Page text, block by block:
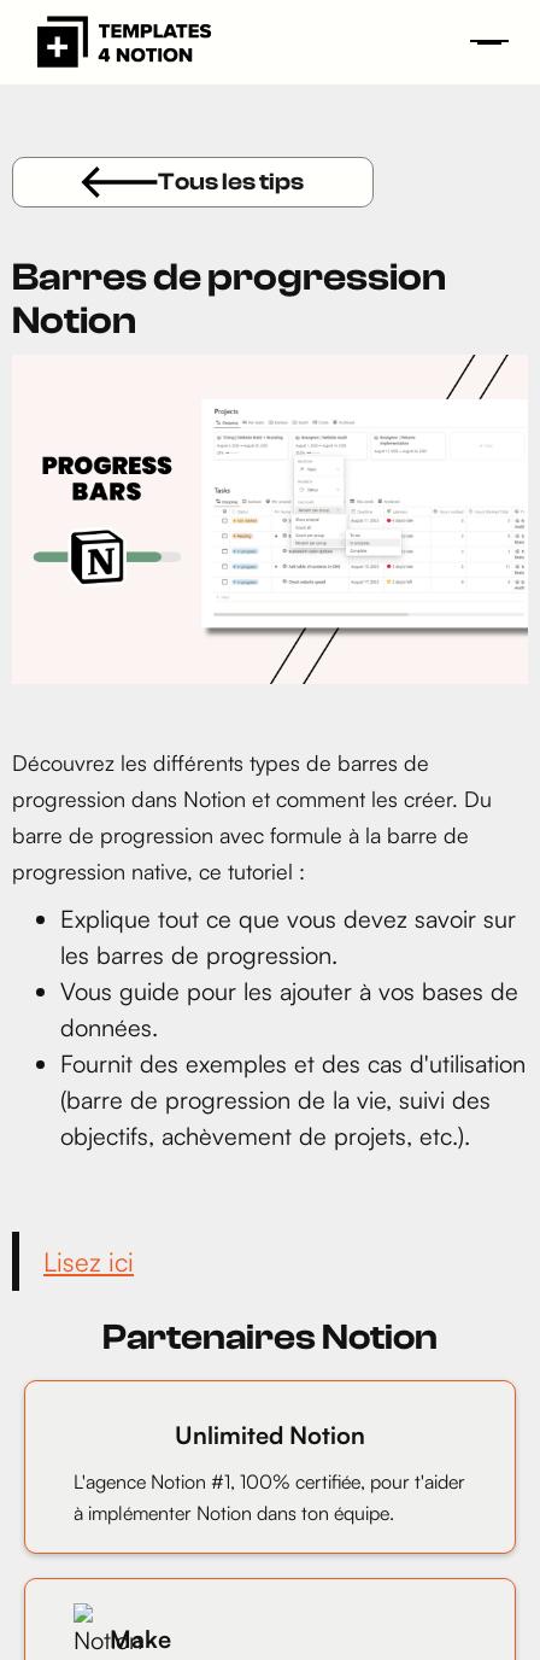
Tous les tips
Barres de progression
Notion
Découvrez les différents types de barres de
progression dans Notion et comment les créer. Du
barre de progression avec formule à la barre de
progression native, ce tutoriel :
Explique tout ce que vous devez savoir sur
les barres de progression.
Vous guide pour les ajouter à vos bases de
données.
Fournit des exemples et des cas d'utilisation
(barre de progression de la vie, suivi des
objectifs, achèvement de projets, etc.).
Lisez ici
Partenaires Notion
Unlimited Notion
L'agence Notion #1, 100% certifiée, pour t'aider
à implémenter Notion dans ton équipe.
Make